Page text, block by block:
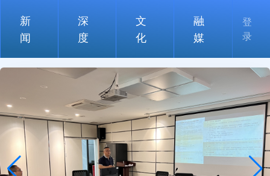
新
闻
深
度
文
化
融
媒
登
录